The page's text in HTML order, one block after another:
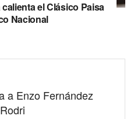
el Clásico Paisa
Nacional
a Enzo Fernández